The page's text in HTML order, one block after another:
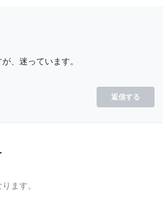
、迷っています。
返信する
ます。